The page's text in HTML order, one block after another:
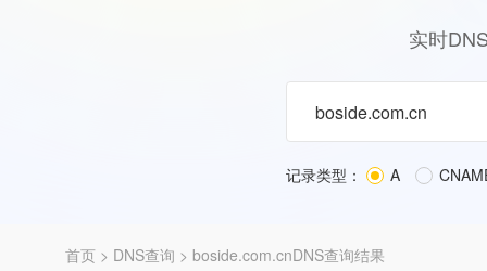
实时
记录类型： A
首页 > DNS查询 > boside.com.cnDNS查询结果